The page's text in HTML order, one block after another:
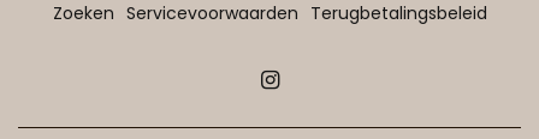
Zoeken Servicevoorwaarden Terugbetalingsbeleid